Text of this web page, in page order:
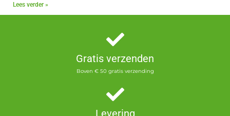
Lees verder »
Gratis verzenden
Boven € 50 gratis verzending
Levering